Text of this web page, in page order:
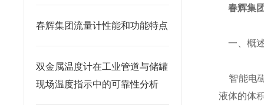
春辉集团流量计性能和功能特点
双金属温度计在工业管道与储罐
现场温度指示中的可靠性分析
春辉集
一、概
智能电
液体的体